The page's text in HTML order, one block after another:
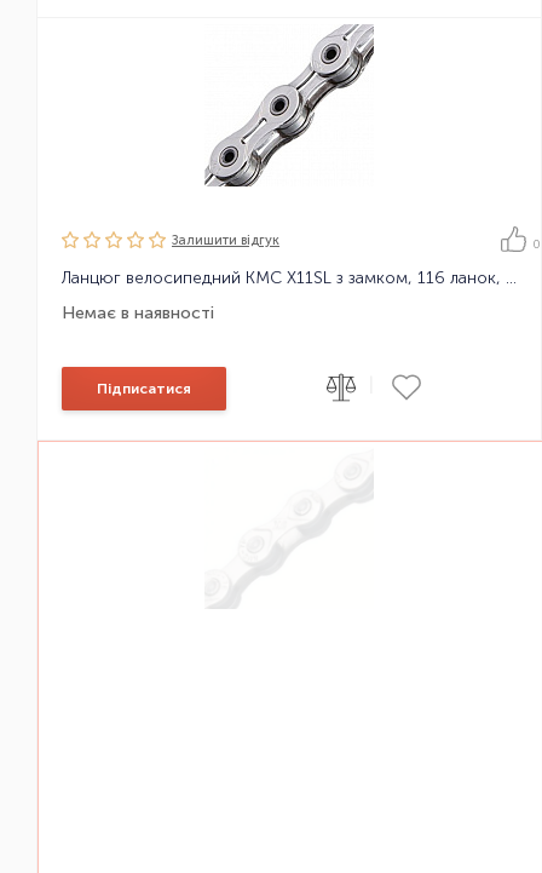
Залишити вiдгук 0
Ланцюг велосипедний KMC X11SL з замком, 116 ланок, 11 зірок
Немає в наявності
Підписатися